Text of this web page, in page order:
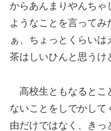
からあんまりやんちゃ
ようなことを言ってみ
ぁ、ちょっとくらい
茶はしいひんと思うけ
高校生ともなるとこ
ないことをしでかして
由だけではなく、きっ